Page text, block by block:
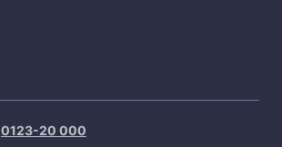
0123-20 000